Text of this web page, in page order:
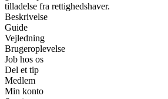
tilladelse fra rettighedshaver.
Beskrivelse
Guide
Vejledning
Brugeroplevelse
Job hos os
Del et tip
Medlem
Min konto